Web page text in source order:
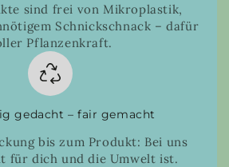
sind frei von Mikroplastik,
Schnickschnack – dafür
Pflanzenkraft.
gedacht – fair gemacht
bis zum Produkt: Bei uns
für dich und die Umwelt ist.